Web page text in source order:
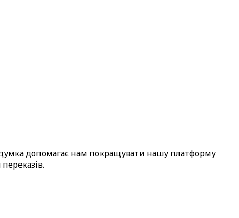
думка допомагає нам покращувати нашу платформу